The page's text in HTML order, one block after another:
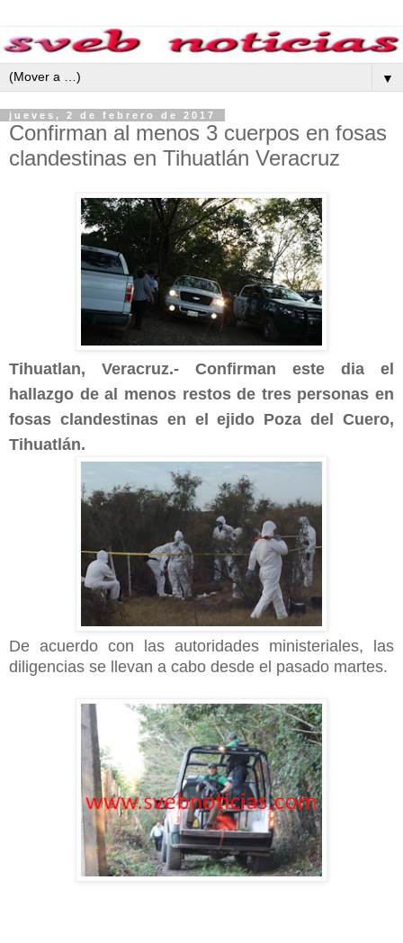
▼
jueves, 2 de febrero de 2017
Confirman al menos 3 cuerpos en fosas
clandestinas en Tihuatlán Veracruz
Tihuatlan, Veracruz.- Confirman este dia el
hallazgo de al menos restos de tres personas en
fosas clandestinas en el ejido Poza del Cuero,
Tihuatlán.
De acuerdo con las autoridades ministeriales, las
diligencias se llevan a cabo desde el pasado martes.